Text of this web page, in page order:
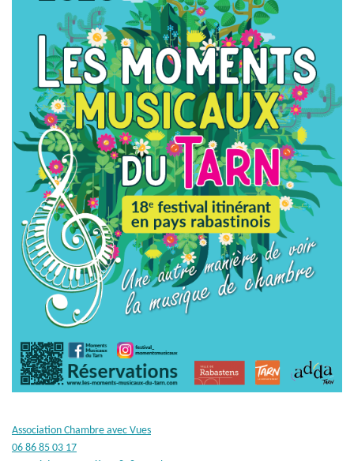
Association Chambre avec Vues
06 86 85 03 17